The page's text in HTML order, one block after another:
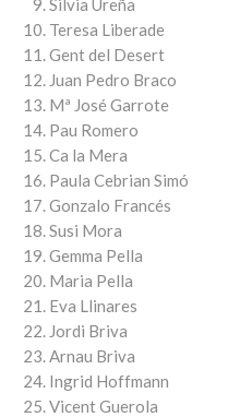
Silvia Ureña
Teresa Liberade
Gent del Desert
Juan Pedro Braco
Mª José Garrote
Pau Romero
Ca la Mera
Paula Cebrian Simó
Gonzalo Francés
Susi Mora
Gemma Pella
Maria Pella
Eva Llinares
Jordi Briva
Arnau Briva
Ingrid Hoffmann
Vicent Guerola